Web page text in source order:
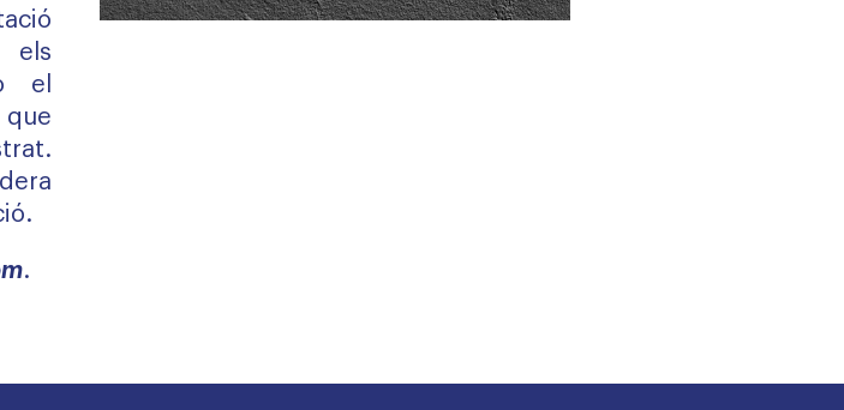
els
el
.